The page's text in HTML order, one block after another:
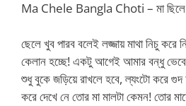
Ma Chele Bangla Choti – মা ছিলে
ছেলে খুব পারব বলেই লজ্জায় মাথা নিচু
কেলান হচ্ছে! একটু আগেই আমার বন্ধু ভেবে
শুধু বুকে জড়িয়ে রাখলে হবে, ল্যংটো করে
করে দেখে নে তোর মা মালটা কেমন! তোর